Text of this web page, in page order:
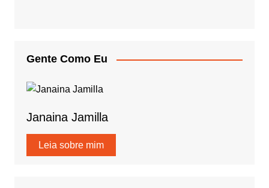
Gente Como Eu
Janaina Jamilla
Leia sobre mim